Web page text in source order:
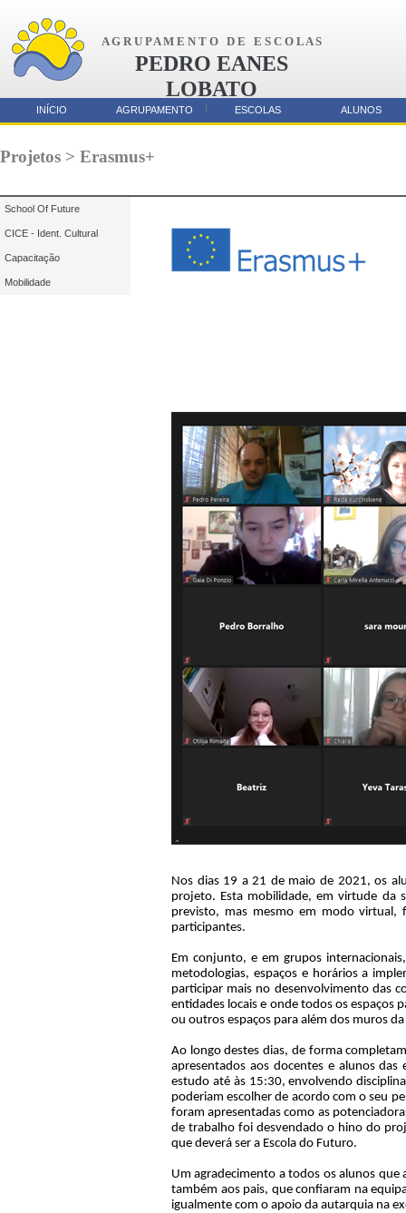
A G R U P A M E N T O D E E S C O L A S
PEDRO EANES
LOBATO
AMORA
Nos dias 19 a 21 de maio de 2021, os
projeto. Esta mobilidade, em virtude da
previsto, mas mesmo em modo virtual,
participantes.
Em conjunto, e em grupos
metodologias, espaços e horários a
participar mais no desenvolvimento das
entidades locais e onde todos os espaços
ou outros espaços para além dos muros
Ao longo destes dias, de forma
apresentados aos docentes e alunos das
estudo até às 15:30, envolvendo
poderiam escolher de acordo com o seu
foram apresentadas como as
de trabalho foi desvendado o hino do
que deverá ser a Escola do Futuro.
Um agradecimento a todos os alunos
também aos pais, que confiaram na
igualmente com o apoio da autarquia na
Projetos > Erasmus+
School Of Future
CICE - Ident. Cultural
Capacitação
Mobilidade
Parcerias
INÍCIO AGRUPAMENTO ESCOLAS ALUNOS